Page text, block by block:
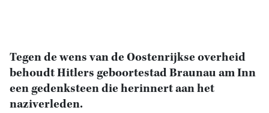
Tegen de wens van de Oostenrijkse overheid
behoudt Hitlers geboortestad Braunau am Inn
een gedenksteen die herinnert aan het
naziverleden.